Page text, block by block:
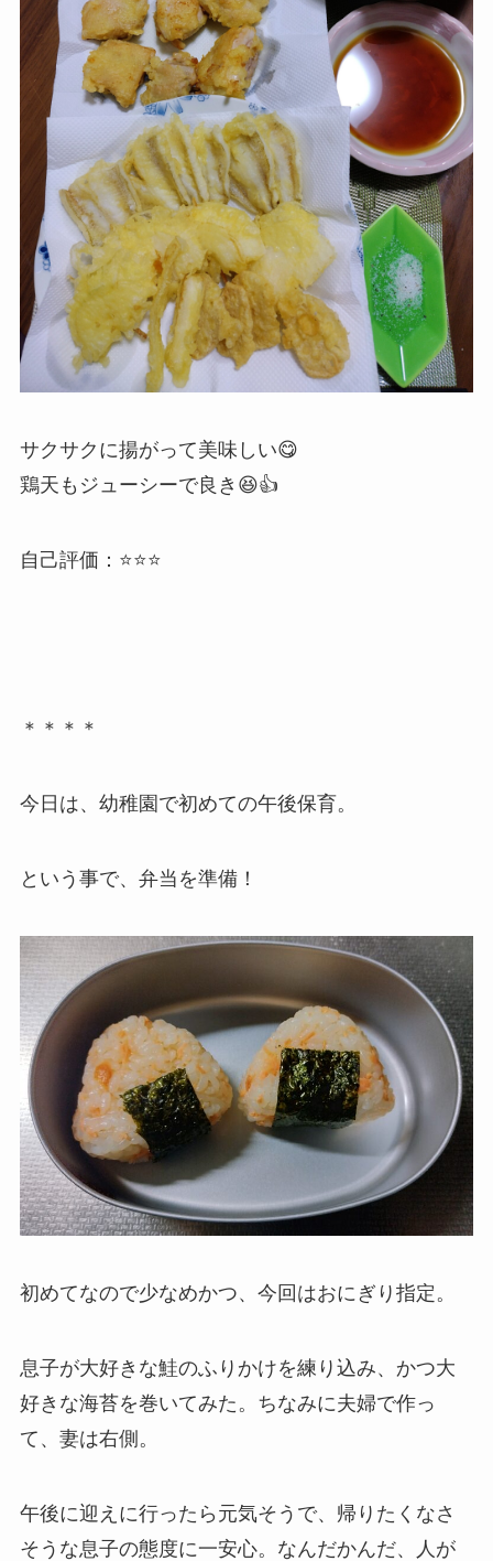
サクサクに揚がって美味しい😋
鶏天もジューシーで良き😆👍
自己評価：⭐⭐⭐
＊＊＊＊
今日は、幼稚園で初めての午後保育。
という事で、弁当を準備！
初めてなので少なめかつ、今回はおにぎり指定。
息子が大好きな鮭のふりかけを練り込み、かつ大
好きな海苔を巻いてみた。ちなみに夫婦で作っ
て、妻は右側。
午後に迎えに行ったら元気そうで、帰りたくなさ
そうな息子の態度に一安心。なんだかんだ、人が